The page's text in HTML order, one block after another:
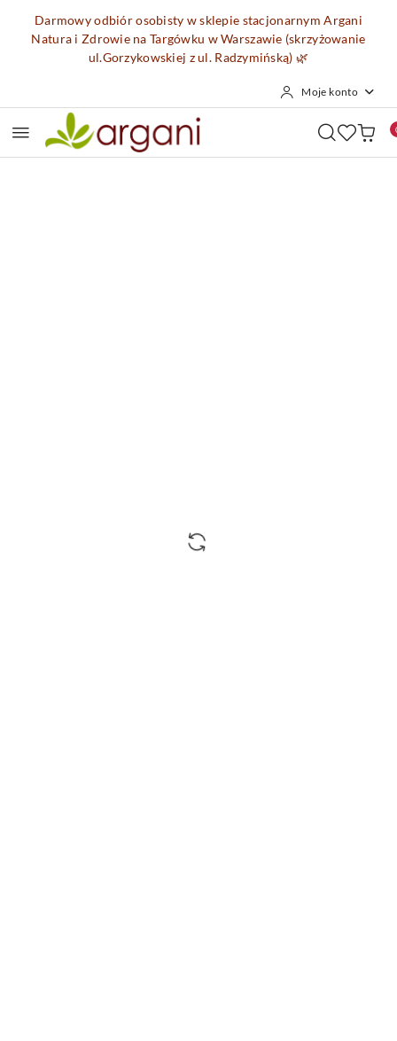
Przejdź do treści głównej
Przejdź do wyszukiwarki
Przejdź do moje konto
Przejdź do menu głównego
Przejdź do opisu produktu
Przejdź do stopki
Darmowy odbiór osobisty w sklepie stacjonarnym Argani
Natura i Zdrowie na Targówku w Warszawie (skrzyżowanie
ul.Gorzykowskiej z ul. Radzymińską) 🌿
Moje konto